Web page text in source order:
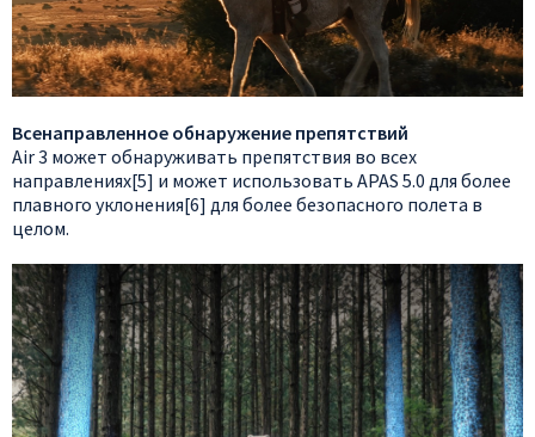
Всенаправленное обнаружение препятствий
Air 3 может обнаруживать препятствия во всех
направлениях[5] и может использовать APAS 5.0 для более
плавного уклонения[6] для более безопасного полета в
целом.